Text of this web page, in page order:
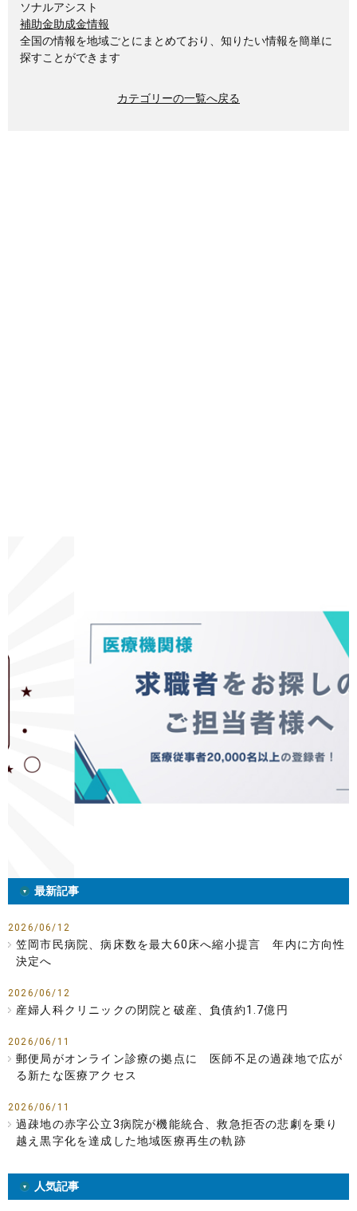
ソナルアシスト
補助金助成金情報
全国の情報を地域ごとにまとめており、知りたい情報を簡単に
探すことができます
カテゴリーの一覧へ戻る
最新記事
2026/06/12
笠岡市民病院、病床数を最大60床へ縮小提言 年内に方向性
決定へ
2026/06/12
産婦人科クリニックの閉院と破産、負債約1.7億円
2026/06/11
郵便局がオンライン診療の拠点に 医師不足の過疎地で広が
る新たな医療アクセス
2026/06/11
過疎地の赤字公立3病院が機能統合、救急拒否の悲劇を乗り
越え黒字化を達成した地域医療再生の軌跡
人気記事